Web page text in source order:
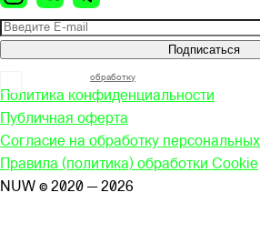
Подписаться
обработку
Политика конфиденциальности
Публичная оферта
Согласие на обработку
Правила (политика) обработки Cookie
NUW © 2020 — 2026